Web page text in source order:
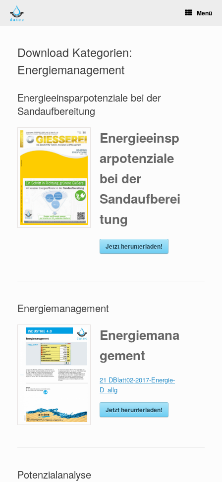
Inhalt
springen
Menü
Download Kategorien:
Energiemanagement
Energieeinsparpotenziale bei der
Sandaufbereitung
Energieeinsp
arpotenziale
bei der
Sandaufberei
tung
Jetzt herunterladen!
Energiemanagement
Energiemana
gement
21 DBlatt02-2017-Energie-
D_allg
Jetzt herunterladen!
Potenzialanalyse